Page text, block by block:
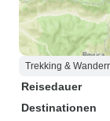
Trekking &
Reisedauer
Destinationen